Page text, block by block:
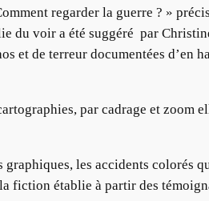
regarder la guerre ? »
du voir a été suggéré par
et de terreur documentées d’en
par cadrage et zoom
les accidents colorés
fiction établie à partir des